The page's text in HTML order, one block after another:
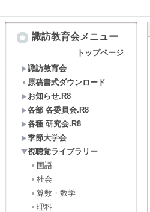
諏訪教育会メニュー
トップページ
諏訪教育会
原稿書式ダウンロード
お知らせ.R8
各部 各委員会.R8
各種 研究会.R8
季節大学会
視聴覚ライブラリー
国語
社会
算数・数学
理科